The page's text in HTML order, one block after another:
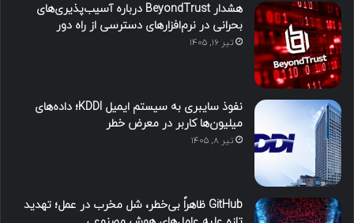
هشدار BeyondTrust درباره آسیب‌پذیری‌های
بحرانی در نرم‌افزارهای دسترسی از راه دور
تیر ۱۶, ۱۴۰۵
نفوذ سایبری به سیستم ایمیل KDDI؛ داده‌های
میلیون‌ها کاربر در معرض خطر
تیر ۸, ۱۴۰۵
GitHub ظاهراً بی‌خطر، شل مخرب در عمل؛ تهدید